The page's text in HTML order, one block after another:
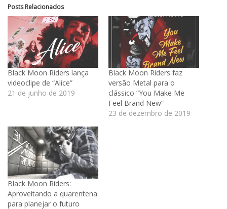
Posts Relacionados
Black Moon Riders lança
videoclipe de “Alice”
21 de junho de 2019
Black Moon Riders faz
versão Metal para o
clássico “You Make Me
Feel Brand New”
23 de dezembro de 2019
Black Moon Riders:
Aproveitando a quarentena
para planejar o futuro